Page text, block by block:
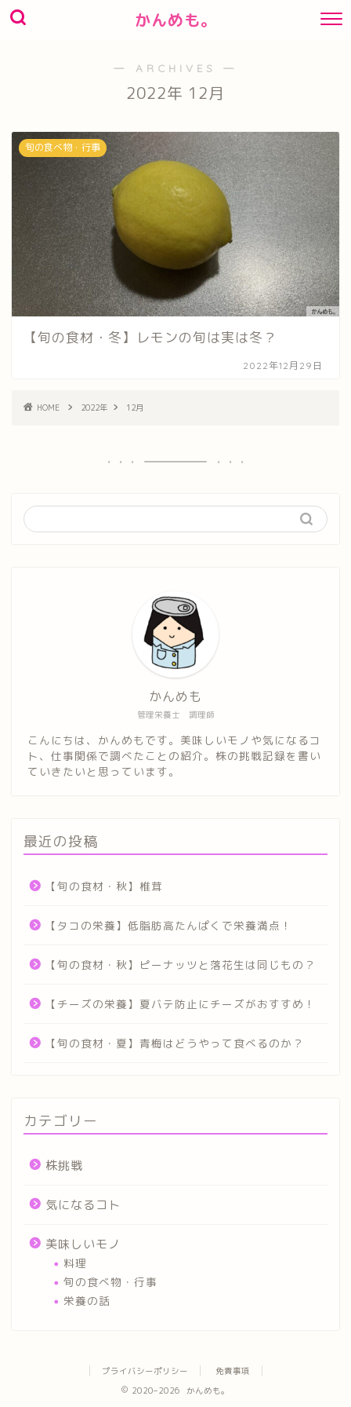
かんめも。
― ARCHIVES ―
2022年 12月
旬の食べ物・行事
【旬の食材・冬】レモンの旬は実は冬？
2022年12月29日
HOME 2022年 12月
管理栄養士 調理師
かんめも
こんにちは、かんめもです。美味しいモノや気になるコ
ト、仕事関係で調べたことの紹介。株の挑戦記録を書い
ていきたいと思っています。
最近の投稿
【旬の食材・秋】椎茸
【タコの栄養】低脂肪高たんぱくで栄養満点！
【旬の食材・秋】ピーナッツと落花生は同じもの？
【チーズの栄養】夏バテ防止にチーズがおすすめ！
【旬の食材・夏】青梅はどうやって食べるのか？
カテゴリー
株挑戦
気になるコト
美味しいモノ
料理
旬の食べ物・行事
栄養の話
プライバシーポリシー
免責事項
2020–2026 かんめも。